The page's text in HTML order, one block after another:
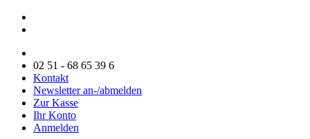
02 51 - 68 65 39 6
Kontakt
Newsletter an-/abmelden
Zur Kasse
Ihr Konto
Anmelden